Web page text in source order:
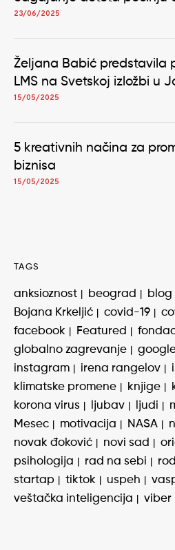
23/06/2025
Željana Babić predstavila
LMS na Svetskoj izložbi u
15/05/2025
5 kreativnih načina za
biznisa
15/05/2025
TAGS
anksioznost beograd
blog
Bojana Krkeljić
covid-19
facebook
Featured
globalno zagrevanje
instagram
irena rangelov
klimatske promene
knjige
korona virus
ljubav ljudi
Mesec
motivacija NASA
novak đoković
novi sad
psihologija
rad na sebi
startap
tiktok uspeh
veštačka inteligencija
viber